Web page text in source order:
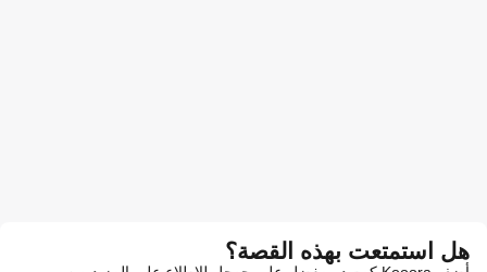
هل استمتعت بهذه القصة؟